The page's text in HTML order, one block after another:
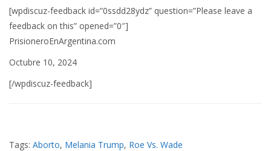
[wpdiscuz-feedback id=”0ssdd28ydz” question=”Please leave a
feedback on this” opened=”0″]
PrisioneroEnArgentina.com
Octubre 10, 2024
[/wpdiscuz-feedback]
Tags: Aborto, Melania Trump, Roe Vs. Wade